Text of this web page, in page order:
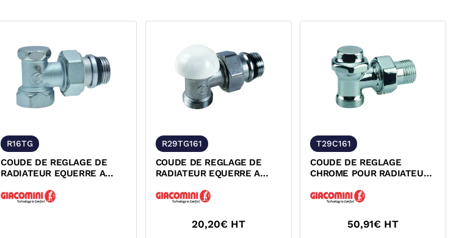
R16TG
COUDE DE REGLAGE DE
RADIATEUR EQUERRE A
R29TG161
COUDE DE REGLAGE DE
RADIATEUR EQUERRE A
20,20€ HT
T29C161
COUDE DE REGLAGE
CHROME POUR RADIATEUR
EQUERRE A...
50,91€ HT